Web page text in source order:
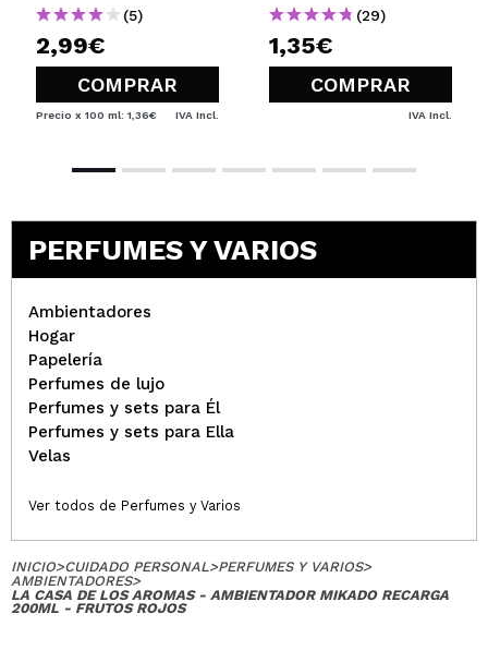
(5)
2,99€
COMPRAR
Precio x 100 ml: 1,36€ IVA Incl.
(29)
1,35€
COMPRAR
IVA Incl.
PERFUMES Y VARIOS
Ambientadores
Hogar
Papelería
Perfumes de lujo
Perfumes y sets para Él
Perfumes y sets para Ella
Velas
Ver todos de Perfumes y Varios
INICIO>CUIDADO PERSONAL>PERFUMES Y VARIOS>
AMBIENTADORES>
LA CASA DE LOS AROMAS - AMBIENTADOR MIKADO RECARGA
200ML - FRUTOS ROJOS